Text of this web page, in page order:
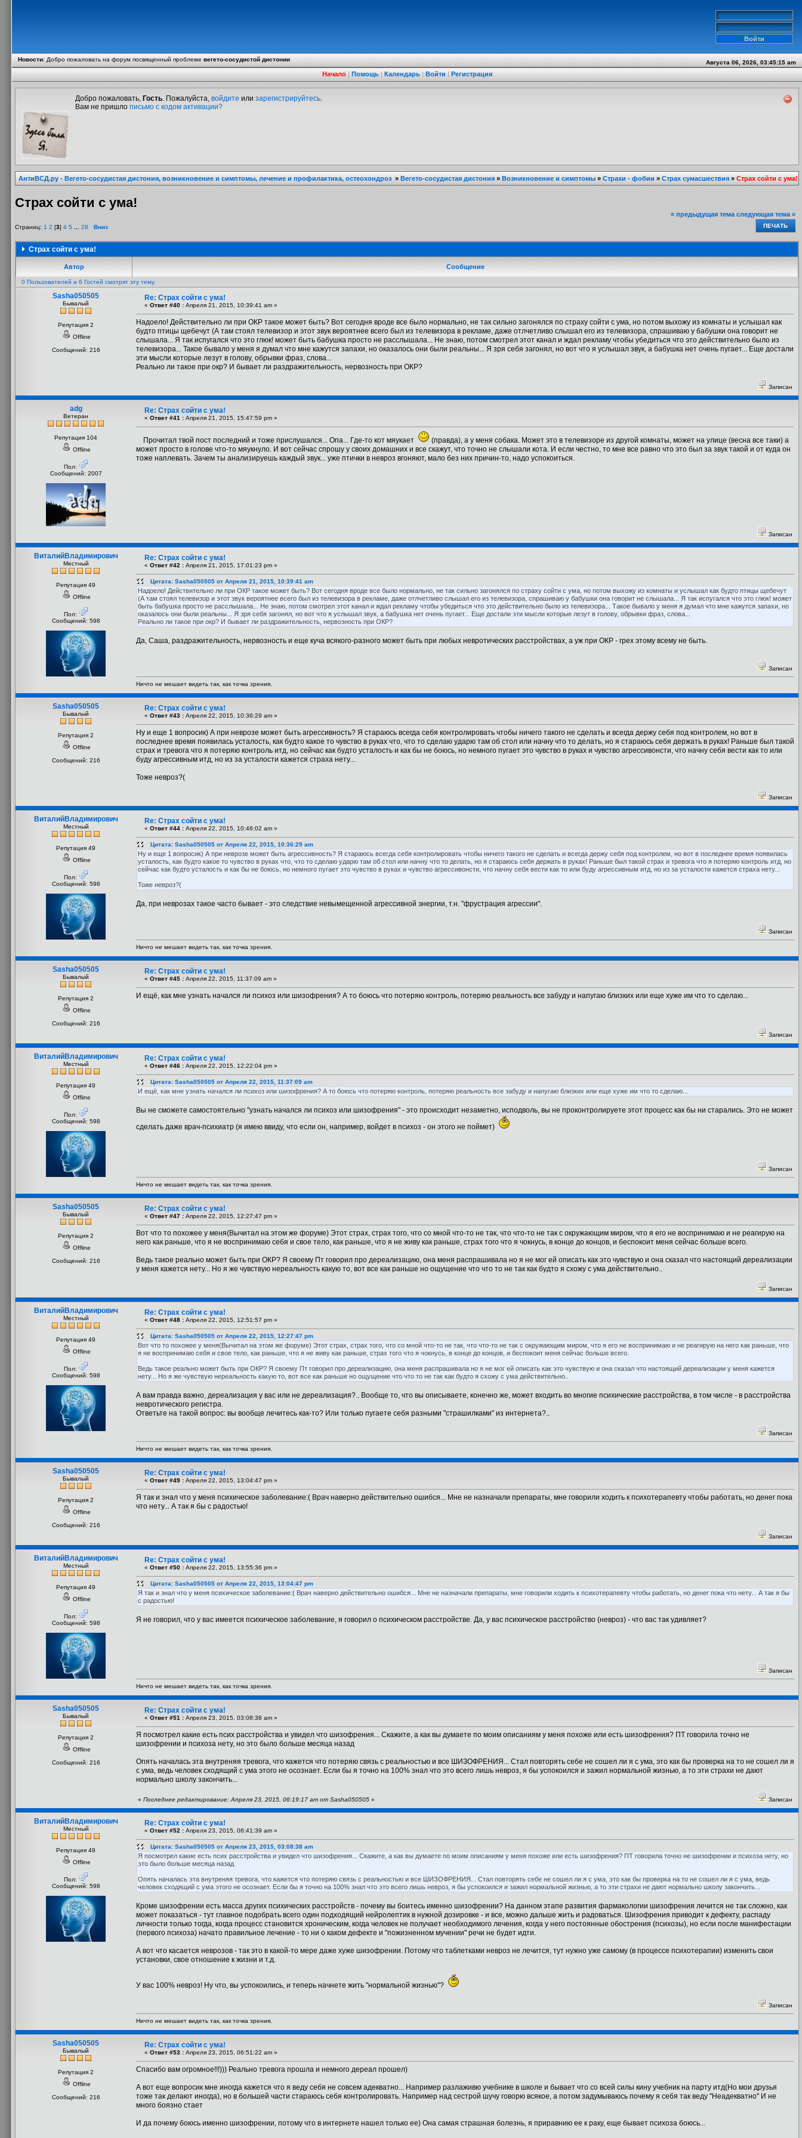
Новости:Добро пожаловать на форум посвященный проблемевегето-сосудистой дистонии Августа 06, 2026, 03:45:15 am
Начало|Помощь|Календарь|Войти|Регистрация
Добро пожаловать, Гость. Пожалуйста, войдите или зарегистрируйтесь.
Вам не пришло письмо с кодом активации?
АнтиВСД.ру - Вегето-сосудистая дистония, возникновение и симптомы, лечение и профилактика, остеохондроз»Вегето-сосудистая дистония»Возникновение и симптомы»Страхи - фобии»Страх сумасшествия»Страх сойти с ума!
Страх сойти с ума!
Страниц: 1 2 [3] 4 5 28 Вниз
« предыдущая тема следующая тема »
ПЕЧАТЬ
Страх сойти с ума!
Автор Сообщение
0 Пользователей и 6 Гостей смотрят эту тему.
Sasha050505
Бывалый
Репутация 2
Offline
Сообщений: 216
Re: Страх сойти с ума!
« Ответ #40 : Апреля 21, 2015, 10:39:41 am »
Надоело! Действительно ли при ОКР такое может быть? Вот сегодня вроде все было нормально, не так сильно загонялся по страху сойти с ума, но потом выхожу из комнаты и услышал как
будто птицы щебечут (А там стоял телевизор и этот звук вероятнее всего был из телевизора в рекламе, даже отлчетливо слышал его из телевизора, спрашиваю у бабушки она говорит не
слышала... Я так испугался что это глюк! может быть бабушка просто не расслышала... Не знаю, потом смотрел этот канал и ждал рекламу чтобы убедиться что это действительно было из
телевизора... Такое бывало у меня я думал что мне кажутся запахи, но оказалось они были реальны... Я зря себя загонял, но вот что я услышал звук, а бабушка нет очень пугает... Еще достали
эти мысли которые лезут в голову, обрывки фраз, слова...
Реально ли такое при окр? И бывает ли раздражительность, нервозность при ОКР?
Записан
adg
Ветеран
Репутация 104
Offline
Пол:
Сообщений: 2007
Re: Страх сойти с ума!
« Ответ #41 : Апреля 21, 2015, 15:47:59 pm »
Прочитал твой пост последний и тоже прислушался... Опа... Где-то кот мяукает
(правда), а у меня собака. Может это в телевизоре из другой комнаты, может на улице (весна все таки) а
может просто в голове что-то мяукнуло. И вот сейчас спрошу у своих домашних и все скажут, что точно не слышали кота. И если честно, то мне все равно что это был за звук такой и от куда он
тоже наплевать. Зачем ты анализируешь каждый звук... уже птички в невроз вгоняют, мало без них причин-то, надо успокоиться.
Записан
ВиталийВладимирович
Местный
Репутация 49
Offline
Пол:
Сообщений: 598
Re: Страх сойти с ума!
« Ответ #42 : Апреля 21, 2015, 17:01:23 pm »
Цитата: Sasha050505 от Апреля 21, 2015, 10:39:41 am
Надоело! Действительно ли при ОКР такое может быть? Вот сегодня вроде все было нормально, не так сильно загонялся по страху сойти с ума, но потом выхожу из комнаты и услышал как будто птицы щебечут
(А там стоял телевизор и этот звук вероятнее всего был из телевизора в рекламе, даже отлчетливо слышал его из телевизора, спрашиваю у бабушки она говорит не слышала... Я так испугался что это глюк! может
быть бабушка просто не расслышала... Не знаю, потом смотрел этот канал и ждал рекламу чтобы убедиться что это действительно было из телевизора... Такое бывало у меня я думал что мне кажутся запахи, но
оказалось они были реальны... Я зря себя загонял, но вот что я услышал звук, а бабушка нет очень пугает... Еще достали эти мысли которые лезут в голову, обрывки фраз, слова...
Реально ли такое при окр? И бывает ли раздражительность, нервозность при ОКР?
Да, Саша, раздражительность, нервозность и еще куча всякого-разного может быть при любых невротических расстройствах, а уж при ОКР - грех этому всему не быть.
Записан
Ничто не мешает видеть так, как точка зрения.
Sasha050505
Бывалый
Репутация 2
Offline
Сообщений: 216
Re: Страх сойти с ума!
« Ответ #43 : Апреля 22, 2015, 10:36:29 am »
Ну и еще 1 вопросик) А при неврозе может быть агрессивность? Я стараюсь всегда себя контролировать чтобы ничего такого не сделать и всегда держу себя под контролем, но вот в
последнее время появилась усталость, как будто какое то чувство в руках что, что то сделаю ударю там об стол или начну что то делать, но я стараюсь себя держать в руках! Раньше был такой
страх и тревога что я потеряю контроль итд, но сейчас как будто усталость и как бы не боюсь, но немного пугает это чувство в руках и чувство агрессивонсти, что начну себя вести как то или
буду агрессивным итд, но из за усталости кажется страха нету...
Тоже невроз?(
Записан
ВиталийВладимирович
Местный
Репутация 49
Offline
Пол:
Сообщений: 598
Re: Страх сойти с ума!
« Ответ #44 : Апреля 22, 2015, 10:46:02 am »
Цитата: Sasha050505 от Апреля 22, 2015, 10:36:29 am
Ну и еще 1 вопросик) А при неврозе может быть агрессивность? Я стараюсь всегда себя контролировать чтобы ничего такого не сделать и всегда держу себя под контролем, но вот в последнее время появилась
усталость, как будто какое то чувство в руках что, что то сделаю ударю там об стол или начну что то делать, но я стараюсь себя держать в руках! Раньше был такой страх и тревога что я потеряю контроль итд, но
сейчас как будто усталость и как бы не боюсь, но немного пугает это чувство в руках и чувство агрессивонсти, что начну себя вести как то или буду агрессивным итд, но из за усталости кажется страха нету...
Тоже невроз?(
Да, при неврозах такое часто бывает - это следствие невымещенной агрессивной энергии, т.н. "фрустрация агрессии".
Записан
Ничто не мешает видеть так, как точка зрения.
Sasha050505
Бывалый
Репутация 2
Offline
Сообщений: 216
Re: Страх сойти с ума!
« Ответ #45 : Апреля 22, 2015, 11:37:09 am »
И ещё, как мне узнать начался ли психоз или шизофрения? А то боюсь что потеряю контроль, потеряю реальность все забуду и напугаю близких или еще хуже им что то сделаю...
Записан
ВиталийВладимирович
Местный
Репутация 49
Offline
Пол:
Сообщений: 598
Re: Страх сойти с ума!
« Ответ #46 : Апреля 22, 2015, 12:22:04 pm »
Цитата: Sasha050505 от Апреля 22, 2015, 11:37:09 am
И ещё, как мне узнать начался ли психоз или шизофрения? А то боюсь что потеряю контроль, потеряю реальность все забуду и напугаю близких или еще хуже им что то сделаю...
Вы не сможете самостоятельно "узнать начался ли психоз или шизофрения" - это происходит незаметно, исподволь, вы не проконтролируете этот процесс как бы ни старались. Это не может
сделать даже врач-психиатр (я имею ввиду, что если он, например, войдет в психоз - он этого не поймет)
Записан
Ничто не мешает видеть так, как точка зрения.
Sasha050505
Бывалый
Репутация 2
Offline
Сообщений: 216
Re: Страх сойти с ума!
« Ответ #47 : Апреля 22, 2015, 12:27:47 pm »
Вот что то похожее у меня(Вычитал на этом же форуме) Этот страх, страх того, что со мной что-то не так, что что-то не так с окружающим миром, что я его не воспринимаю и не реагирую на
него как раньше, что я не воспринимаю себя и свое тело, как раньше, что я не живу как раньше, страх того что я чокнусь, в конце до концов, и беспокоит меня сейчас больше всего.
Ведь такое реально может быть при ОКР? Я своему Пт говорил про дереализацию, она меня распрашивала но я не мог ей описать как это чувствую и она сказал что настоящий дереализации
у меня кажется нету... Но я же чувствую нереальность какую то, вот все как раньше но ощущение что что то не так как будто я схожу с ума действительно..
Записан
ВиталийВладимирович
Местный
Репутация 49
Offline
Пол:
Сообщений: 598
Re: Страх сойти с ума!
« Ответ #48 : Апреля 22, 2015, 12:51:57 pm »
Цитата: Sasha050505 от Апреля 22, 2015, 12:27:47 pm
Вот что то похожее у меня(Вычитал на этом же форуме) Этот страх, страх того, что со мной что-то не так, что что-то не так с окружающим миром, что я его не воспринимаю и не реагирую на него как раньше, что
я не воспринимаю себя и свое тело, как раньше, что я не живу как раньше, страх того что я чокнусь, в конце до концов, и беспокоит меня сейчас больше всего.
Ведь такое реально может быть при ОКР? Я своему Пт говорил про дереализацию, она меня распрашивала но я не мог ей описать как это чувствую и она сказал что настоящий дереализации у меня кажется
нету... Но я же чувствую нереальность какую то, вот все как раньше но ощущение что что то не так как будто я схожу с ума действительно..
А вам правда важно, дереализация у вас или не дереализация?.. Вообще то, что вы описываете, конечно же, может входить во многие психические расстройства, в том числе - в расстройства
невротического регистра.
Ответьте на такой вопрос: вы вообще лечитесь как-то? Или только пугаете себя разными "страшилками" из интернета?..
Записан
Ничто не мешает видеть так, как точка зрения.
Sasha050505
Бывалый
Репутация 2
Offline
Сообщений: 216
Re: Страх сойти с ума!
« Ответ #49 : Апреля 22, 2015, 13:04:47 pm »
Я так и знал что у меня психическое заболевание:( Врач наверно действительно ошибся... Мне не назначали препараты, мне говорили ходить к психотерапевту чтобы работать, но денег пока
что нету... А так я бы с радостью!
Записан
ВиталийВладимирович
Местный
Репутация 49
Offline
Пол:
Сообщений: 598
Re: Страх сойти с ума!
« Ответ #50 : Апреля 22, 2015, 13:55:36 pm »
Цитата: Sasha050505 от Апреля 22, 2015, 13:04:47 pm
Я так и знал что у меня психическое заболевание:( Врач наверно действительно ошибся... Мне не назначали препараты, мне говорили ходить к психотерапевту чтобы работать, но денег пока что нету... А так я бы
с радостью!
Я не говорил, что у вас имеется психическое заболевание, я говорил о психическом расстройстве. Да, у вас психическое расстройство (невроз) - что вас так удивляет?
Записан
Ничто не мешает видеть так, как точка зрения.
Sasha050505
Бывалый
Репутация 2
Offline
Сообщений: 216
Re: Страх сойти с ума!
« Ответ #51 : Апреля 23, 2015, 03:08:38 am »
Я посмотрел какие есть псих расстройства и увидел что шизофрения... Скажите, а как вы думаете по моим описаниям у меня похоже или есть шизофрения? ПТ говорила точно не
шизофрении и психоза нету, но это было больше месяца назад
Опять началась эта внутреняя тревога, что кажется что потеряю связь с реальностью и все ШИЗОФРЕНИЯ... Стал повторять себе не сошел ли я с ума, это как бы проверка на то не сошел ли я
с ума, ведь человек сходящий с ума этого не осознает. Если бы я точно на 100% знал что это всего лишь невроз, я бы успокоился и зажил нормальной жизнью, а то эти страхи не дают
нормально школу закончить...
« Последнее редактирование: Апреля 23, 2015, 06:19:17 am от Sasha050505 » Записан
ВиталийВладимирович
Местный
Репутация 49
Offline
Пол:
Сообщений: 598
Re: Страх сойти с ума!
« Ответ #52 : Апреля 23, 2015, 06:41:39 am »
Цитата: Sasha050505 от Апреля 23, 2015, 03:08:38 am
Я посмотрел какие есть псих расстройства и увидел что шизофрения... Скажите, а как вы думаете по моим описаниям у меня похоже или есть шизофрения? ПТ говорила точно не шизофрении и психоза нету, но
это было больше месяца назад
Опять началась эта внутреняя тревога, что кажется что потеряю связь с реальностью и все ШИЗОФРЕНИЯ... Стал повторять себе не сошел ли я с ума, это как бы проверка на то не сошел ли я с ума, ведь
человек сходящий с ума этого не осознает. Если бы я точно на 100% знал что это всего лишь невроз, я бы успокоился и зажил нормальной жизнью, а то эти страхи не дают нормально школу закончить...
Кроме шизофрении есть масса других психических расстройств - почему вы боитесь именно шизофрении? На данном этапе развития фармакологии шизофрения лечится не так сложно, как
может показаться - тут главное подобрать всего один подходящий нейролептик в нужной дозировке - и все, можно дальше жить и радоваться. Шизофрения приводит к дефекту, распаду
личности только тогда, когда процесс становится хроническим, когда человек не получает необходимого лечения, когда у него постоянные обострения (психозы), но если после манифестации
(первого психоза) начато правильное лечение - то ни о каком дефекте и "пожизненном мучении" речи не будет идти.
А вот что касается неврозов - так это в какой-то мере даже хуже шизофрении. Потому что таблетками невроз не лечится, тут нужно уже самому (в процессе психотерапии) изменить свои
установки, свое отношение к жизни и т.д.
У вас 100% невроз! Ну что, вы успокоились, и теперь начнете жить "нормальной жизнью"?
Записан
Ничто не мешает видеть так, как точка зрения.
Sasha050505
Бывалый
Репутация 2
Offline
Сообщений: 216
Re: Страх сойти с ума!
« Ответ #53 : Апреля 23, 2015, 06:51:22 am »
Спасибо вам огромное!!!))) Реально тревога прошла и немного дереал прошел)
А вот еще вопросик мне иногда кажется что я веду себя не совсем адекватно... Например разлаживю учебнике в школе и бывает что со всей силы кину учебник на парту итд(Но мои друзья
тоже так делают иногда), но в большей части стараюсь себя контролировать. Например над сестрой шучу говорю всякое, а потом задумываюсь почему я себя так веду "Неадекватно" И не
много боязно стает
И да почему боюсь именно шизофрении, потому что в интернете нашел только ее) Она самая страшная болезнь, я приравнию ее к раку, еще бывает психоза боюсь...